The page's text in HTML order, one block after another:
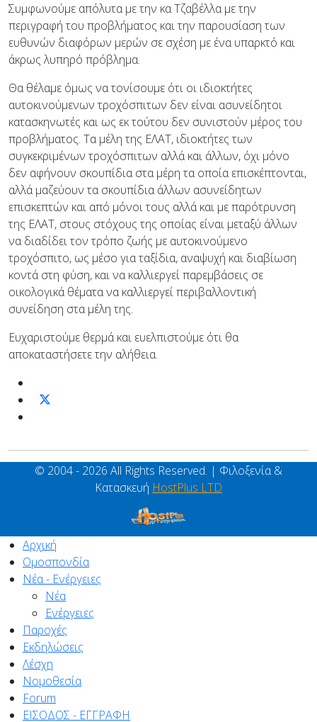
Συμφωνούμε απόλυτα με την κα Τζαβέλλα με την
περιγραφή του προβλήματος και την παρουσίαση των
ευθυνών διαφόρων μερών σε σχέση με ένα υπαρκτό και
άκρως λυπηρό πρόβλημα.
Θα θέλαμε όμως να τονίσουμε ότι οι ιδιοκτήτες
αυτοκινούμενων τροχόσπιτων δεν είναι ασυνείδητοι
κατασκηνωτές και ως εκ τούτου δεν συνιστούν μέρος του
προβλήματος. Τα μέλη της ΕΛΑΤ, ιδιοκτήτες των
συγκεκριμένων τροχόσπιτων αλλά και άλλων, όχι μόνο
δεν αφήνουν σκουπίδια στα μέρη τα οποία επισκέπτονται,
αλλά μαζεύουν τα σκουπίδια άλλων ασυνείδητων
επισκεπτών και από μόνοι τους αλλά και με παρότρυνση
της ΕΛΑΤ, στους στόχους της οποίας είναι μεταξύ άλλων
να διαδίδει τον τρόπο ζωής με αυτοκινούμενο
τροχόσπιτο, ως μέσο για ταξίδια, αναψυχή και διαβίωση
κοντά στη φύση, και να καλλιεργεί παρεμβάσεις σε
οικολογικά θέματα να καλλιεργεί περιβαλλοντική
συνείδηση στα μέλη της.
Ευχαριστούμε θερμά και ευελπιστούμε ότι θα
αποκαταστήσετε την αλήθεια.
© 2004 - 2026 All Rights Reserved. | Φιλοξενία &
Κατασκευή HostPlus LTD
Αρχική
Ομοσπονδία
Νέα - Ενέργειες
Νέα
Ενέργειες
Παροχές
Εκδηλώσεις
Λέσχη
Νομοθεσία
Forum
ΕΙΣΟΔΟΣ - ΕΓΓΡΑΦΗ